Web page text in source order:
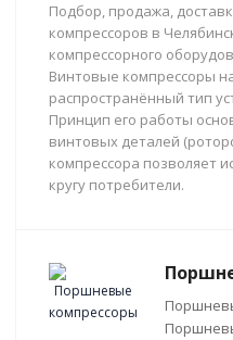
Подбор, продажа,
компрессоров в
компрессорного
Винтовые компрессоры
распространённый тип
Принцип его работы
винтовых деталей
компрессора позволяет
кругу потребители.